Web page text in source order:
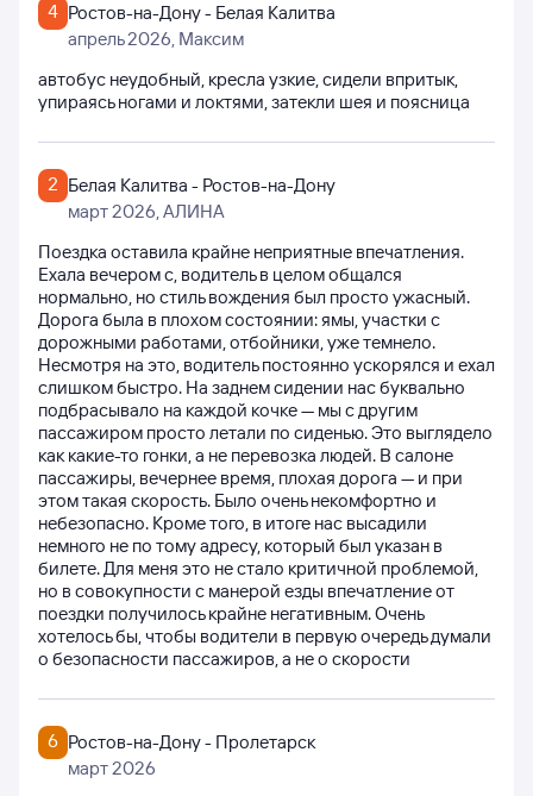
4 Ростов-на-Дону - Белая Калитва
апрель 2026, Максим
автобус неудобный, кресла узкие, сидели впритык,
упираясь ногами и локтями, затекли шея и поясница
2 Белая Калитва - Ростов-на-Дону
март 2026, АЛИНА
Поездка оставила крайне неприятные впечатления.
Ехала вечером с, водитель в целом общался
нормально, но стиль вождения был просто ужасный.
Дорога была в плохом состоянии: ямы, участки с
дорожными работами, отбойники, уже темнело.
Несмотря на это, водитель постоянно ускорялся и ехал
слишком быстро. На заднем сидении нас буквально
подбрасывало на каждой кочке — мы с другим
пассажиром просто летали по сиденью. Это выглядело
как какие-то гонки, а не перевозка людей. В салоне
пассажиры, вечернее время, плохая дорога — и при
этом такая скорость. Было очень некомфортно и
небезопасно. Кроме того, в итоге нас высадили
немного не по тому адресу, который был указан в
билете. Для меня это не стало критичной проблемой,
но в совокупности с манерой езды впечатление от
поездки получилось крайне негативным. Очень
хотелось бы, чтобы водители в первую очередь думали
о безопасности пассажиров, а не о скорости
6 Ростов-на-Дону - Пролетарск
март 2026